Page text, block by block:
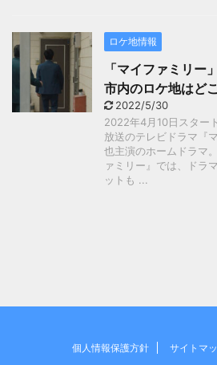
ロケ地情報
「マイファミリー
市内のロケ地はど
2022/5/30
2022年4月10日スター
放送のテレビドラマ『
也主演のホームドラマ
ァミリー』では、ドラ
ットも ...
個人情報保護方針 サイトマ